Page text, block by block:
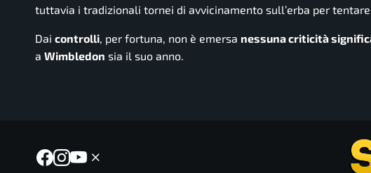
tuttavia i tradizionali tornei di avvicinamento sull’erba per
Dai controlli, per fortuna, non è emersa nessuna criticità
a Wimbledon sia il suo anno.